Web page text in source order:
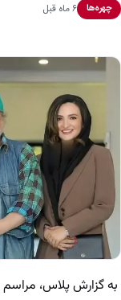
چهره‌ها ۶ ماه قبل
به گزارش پلاس،